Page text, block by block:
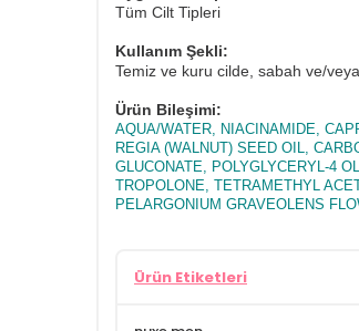
Tüm Cilt Tipleri
Kullanım Şekli:
Temiz ve kuru cilde, sabah ve/
Ürün Bileşimi:
AQUA/WATER, NIACINAMIDE,
REGIA (WALNUT) SEED OIL,
GLUCONATE, POLYGLYCERYL-4
TROPOLONE, TETRAMETHYL
PELARGONIUM GRAVEOLENS
Ürün Etiketleri